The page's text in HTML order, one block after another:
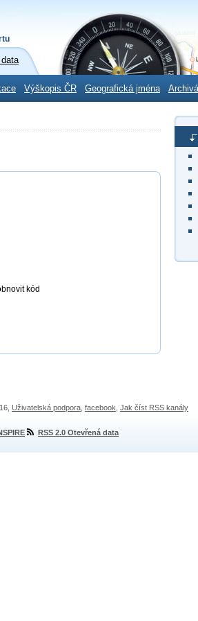
Výškopis ČR Geografická jména
kód
Uživatelská podpora facebook Jak číst RSS kanály
RSS 2.0 Otevřená data